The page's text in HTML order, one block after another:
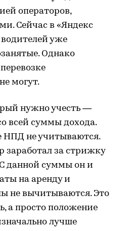
операторов,
Сейчас в «Яндекс
уже
Однако
могут.
нужно учесть —
всей суммы дохода.
НПД не учитываются.
заработал за стрижку
данной суммы он и
на аренду и
не вычитываются. Это
а просто положение
лучше